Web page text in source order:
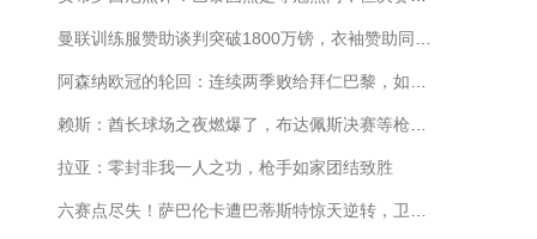
曼联训练服赞助谈判突破1800万镑，衣袖赞助同步推进
阿森纳欧冠的轮回：连续两季败给拜仁巴黎，如今决赛再遇旧敌
赖斯：酋长球场之夜燃爆了，布达佩斯决赛等枪迷来嗨
拉亚：零封非我一人之功，枪手如家团结致胜
六赛点尽失！萨巴伦卡遭巴蒂斯特惊天逆转，卫冕梦碎马德里